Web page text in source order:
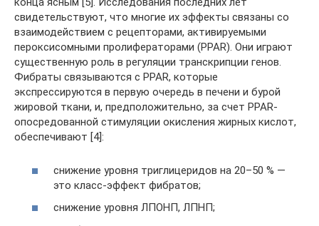
свидетельствуют, что многие их эффекты связаны со
взаимодействием с рецепторами, активируемыми
пероксисомными пролифераторами (PPAR). Они играют
существенную роль в регуляции транскрипции генов.
Фибраты связываются с PPAR, которые
экспрессируются в первую очередь в печени и бурой
жировой ткани, и, предположительно, за счет PPAR-
опосредованной стимуляции окисления жирных кислот,
обеспечивают [4]:
снижение уровня триглицеридов на 20–50 % —
это класс-эффект фибратов;
снижение уровня ЛПОНП, ЛПНП;